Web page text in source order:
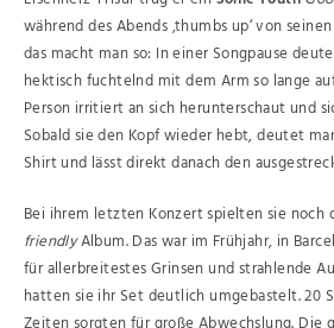
während des Abends ‚thumbs up‘ von
das macht man so: In einer Songpause
hektisch fuchtelnd mit dem Arm so lange
Person irritiert an sich herunterschaut und
Sobald sie den Kopf wieder hebt, deutet
Shirt und lässt direkt danach den
Bei ihrem letzten Konzert spielten sie noch
friendlyAlbum. Das war im Frühjahr, in
für allerbreitestes Grinsen und strahlende
hatten sie ihr Set deutlich umgebastelt. 20